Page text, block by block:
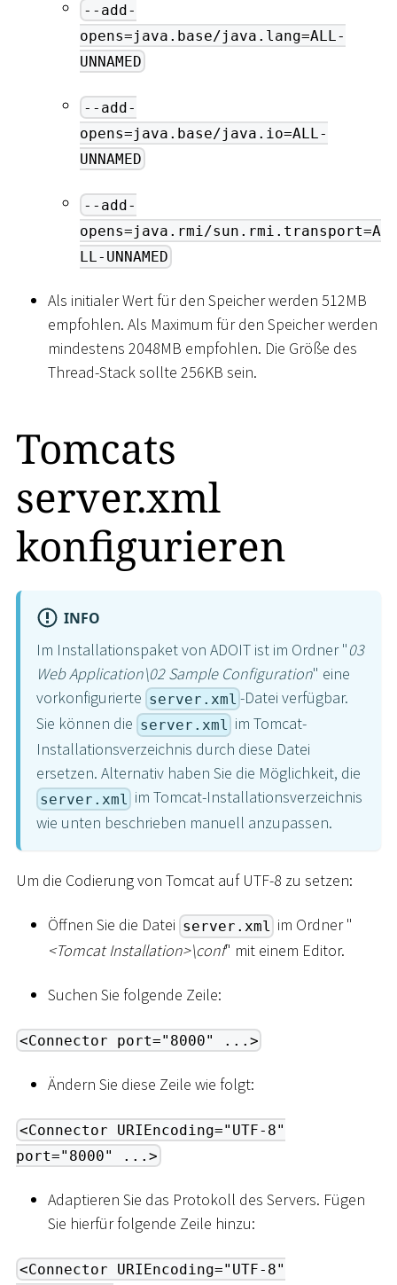
--add-
opens=java.base/java.lang=ALL-
UNNAMED
--add-
opens=java.base/java.io=ALL-
UNNAMED
--add-
opens=java.rmi/sun.rmi.transport=A
LL-UNNAMED
Als initialer Wert für den Speicher werden 512MB
empfohlen. Als Maximum für den Speicher werden
mindestens 2048MB empfohlen. Die Größe des
Thread-Stack sollte 256KB sein.
Tomcats
server.xml
konfigurieren
INFO
Im Installationspaket von ADOIT ist im Ordner "03
Web Application\02 Sample Configuration" eine
vorkonfigurierte server.xml -Datei verfügbar.
Sie können die server.xml im Tomcat-
Installationsverzeichnis durch diese Datei
ersetzen. Alternativ haben Sie die Möglichkeit, die
server.xml
im Tomcat-Installationsverzeichnis
wie unten beschrieben manuell anzupassen.
Um die Codierung von Tomcat auf UTF-8 zu setzen:
Öffnen Sie die Datei server.xml im Ordner "
<Tomcat Installation>\conf" mit einem Editor.
Suchen Sie folgende Zeile:
<Connector port="8000" ...>
Ändern Sie diese Zeile wie folgt:
<Connector URIEncoding="UTF-8"
port="8000" ...>
Adaptieren Sie das Protokoll des Servers. Fügen
Sie hierfür folgende Zeile hinzu:
<Connector URIEncoding="UTF-8"